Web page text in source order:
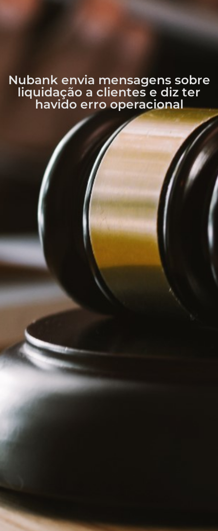
Nubank envia mensagens sobre
liquidação a clientes e diz ter
havido erro operacional